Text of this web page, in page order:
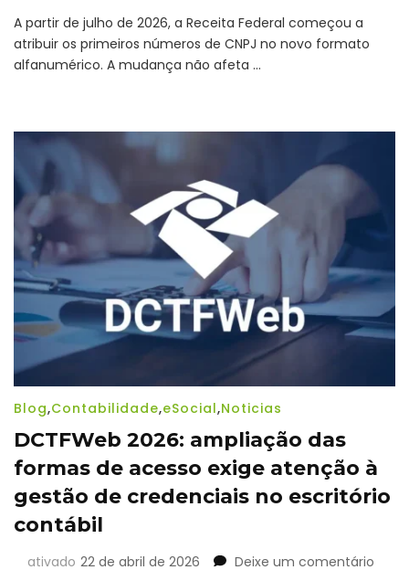
Alfanumérico:
o
que
escritório
contábil
deve
A partir de julho de 2026, a Receita Federal começou a
atribuir os primeiros números de CNPJ no novo formato
alfanumérico. A mudança não afeta …
Blog,Contabilidade,eSocial,Noticias
DCTFWeb 2026: ampliação das
formas de acesso exige atenção à
gestão de credenciais no escritório
contábil
ativado 22 de abril de 2026 Deixe um comentário